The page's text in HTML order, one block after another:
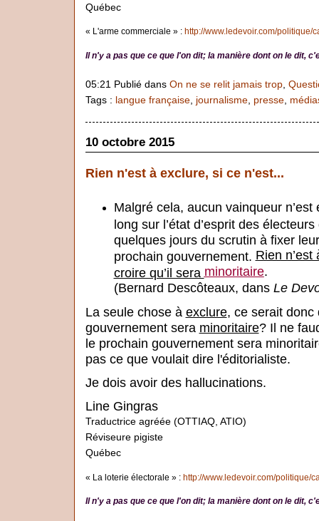
Québec
« L'arme commerciale » : http://www.ledevoir.com/politique/
Il n'y a pas que ce que l'on dit; la manière dont on le dit,
05:21 Publié dans On ne se relit jamais trop,
Tags : langue française, journalisme, presse,
10 octobre 2015
Rien n'est à exclure, si ce n'est...
Malgré cela, aucun vainqueur
long sur l’état d’esprit des
quelques jours du scrutin à fixer
prochain gouvernement. Rien n’est
croire qu’il sera minoritaire.
(Bernard Descôteaux, dans Le
La seule chose à exclure, ce serait donc
gouvernement sera minoritaire? Il ne
le prochain gouvernement sera
pas ce que voulait dire l'éditorialiste.
Je dois avoir des hallucinations.
Line Gingras
Traductrice agréée (OTTIAQ, ATIO)
Réviseure pigiste
Québec
« La loterie électorale » : http://www.ledevoir.com/politique/
Il n'y a pas que ce que l'on dit; la manière dont on le dit,